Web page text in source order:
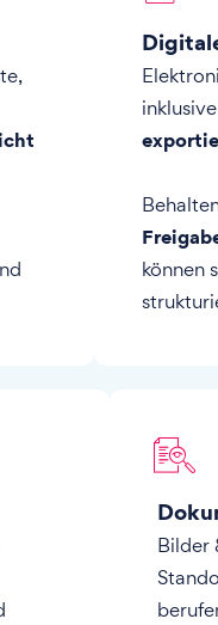
inklusive
können
Bilder